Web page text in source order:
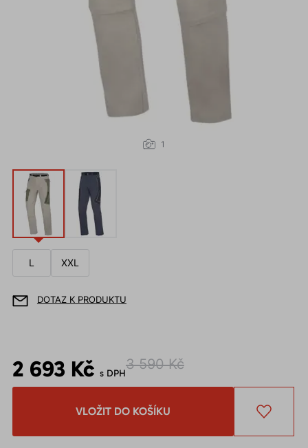
1
L XXL
DOTAZ K PRODUKTU
2 693 Kč s DPH
3 590 Kč
VLOŽIT DO KOŠÍKU